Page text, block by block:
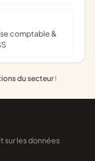
du secteur !